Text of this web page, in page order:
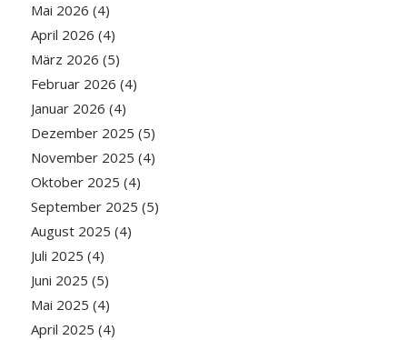
Mai 2026 (4)
April 2026 (4)
März 2026 (5)
Februar 2026 (4)
Januar 2026 (4)
Dezember 2025 (5)
November 2025 (4)
Oktober 2025 (4)
September 2025 (5)
August 2025 (4)
Juli 2025 (4)
Juni 2025 (5)
Mai 2025 (4)
April 2025 (4)